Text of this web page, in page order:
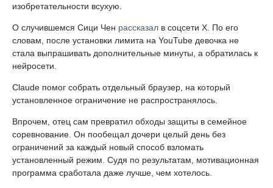
изобретательности всухую.
О случившемся Сици Чен рассказал в соцсети X. По его
словам, после установки лимита на YouTube девочка не
стала выпрашивать дополнительные минуты, а обратилась к
нейросети.
Claude помог собрать отдельный браузер, на который
установленное ограничение не распространялось.
Впрочем, отец сам превратил обходы защиты в семейное
соревнование. Он пообещал дочери целый день без
ограничений за каждый новый способ взломать
установленный режим. Судя по результатам, мотивационная
программа сработала даже лучше, чем хотелось.